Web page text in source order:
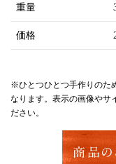
重量
価格
※ひとつひとつ手作りのた
なります。表示の画像やサ
ださい。
商品